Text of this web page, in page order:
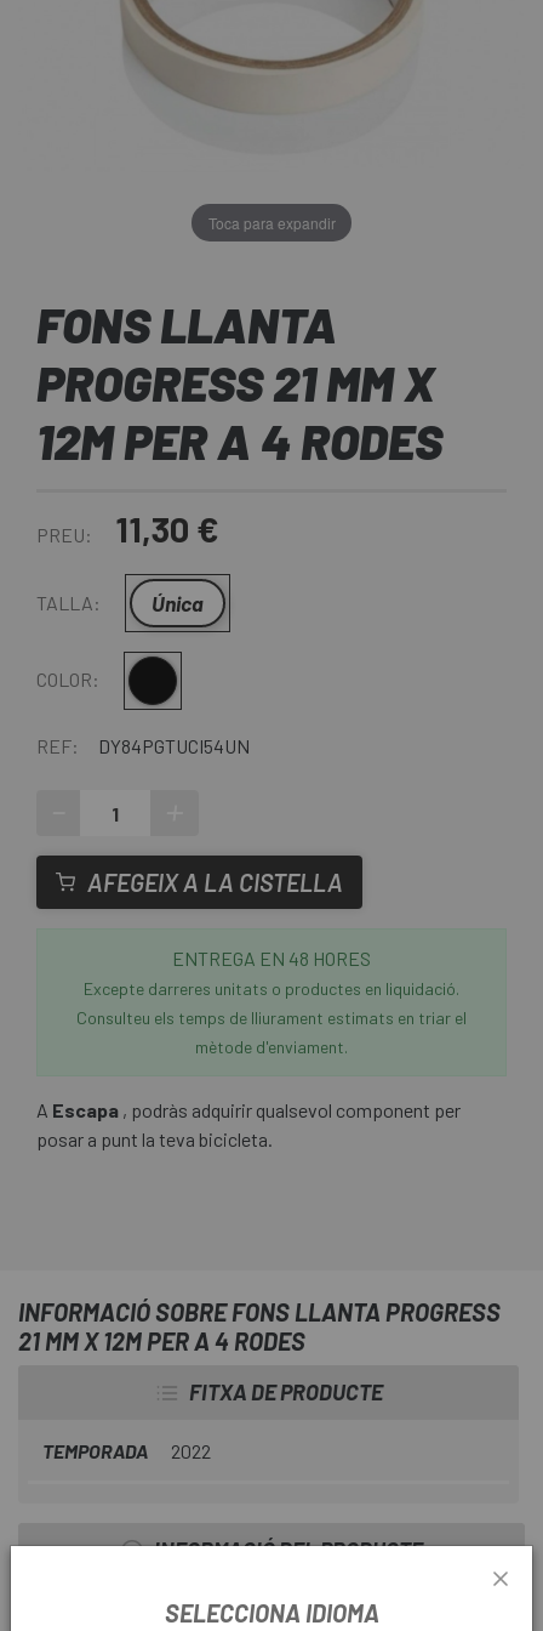
Toca para expandir
FONS LLANTA
PROGRESS 21 MM X
12M PER A 4 RODES
PREU: 11,30 €
TALLA: Única
COLOR: Multi
REF: DY84PGTUCI54UN
AFEGEIX A LA CISTELLA
ENTREGA EN 48 HORES
Excepte darreres unitats o productes en liquidació.
Consulteu els temps de lliurament estimats en triar el
mètode d'enviament.
A Escapa , podràs adquirir qualsevol component per
posar a punt la teva bicicleta.
INFORMACIÓ SOBRE FONS LLANTA PROGRESS
21 MM X 12M PER A 4 RODES
FITXA DE PRODUCTE
TEMPORADA 2022
INFORMACIÓ DEL PRODUCTE
Fons de llanta TubelessProgress PG-715A
SELECCIONA IDIOMA